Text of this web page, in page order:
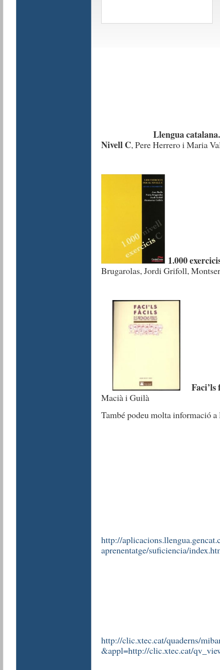
Llengua
Nivell C, Pere Herrero i Maria
1.000
Brugarolas, Jordi Grifoll,
Faci’ls
Macià i Guilà
També podeu molta informació a
http://
aprenentatge/suficiencia/
http://clic.xtec.cat/quaderns/
&appl=http://clic.xtec.cat/